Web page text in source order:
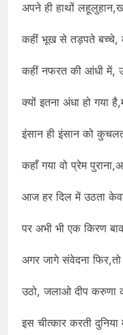
अपने ही हाथों
कहीं भूख से तड़पते बच्चे,
कहीं नफरत की आंधी में,
क्यों इतना अंधा हो गया
इंसान ही इंसान को
कहाँ गया वो प्रेम
आज हर दिल में उठता
पर अभी भी एक किरण
अगर जागे संवेदना
उठो, जलाओ दीप करुणा
इस चीत्कार करती